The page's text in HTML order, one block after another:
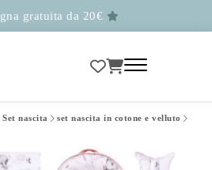
gratuita da 20€
Set nascita set nascita in cotone e velluto